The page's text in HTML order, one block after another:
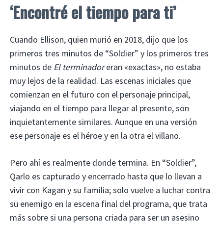
‘Encontré el tiempo para ti’
Cuando Ellison, quien murió en 2018, dijo que los
primeros tres minutos de “Soldier” y los primeros tres
minutos de El terminadoreran «exactas», no estaba
muy lejos de la realidad. Las escenas iniciales que
comienzan en el futuro con el personaje principal,
viajando en el tiempo para llegar al presente, son
inquietantemente similares. Aunque en una versión
ese personaje es el héroe y en la otra el villano.
Pero ahí es realmente donde termina. En “Soldier”,
Qarlo es capturado y encerrado hasta que lo llevan a
vivir con Kagan y su familia; solo vuelve a luchar contra
su enemigo en la escena final del programa, que trata
más sobre si una persona criada para ser un asesino